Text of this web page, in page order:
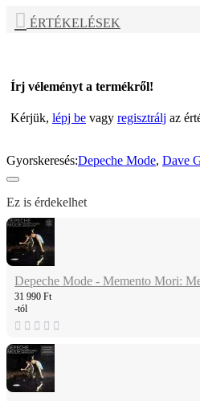
ÉRTÉKELÉSEK
Írj véleményt a termékről!
Kérjük, lépj be vagy regisztrálj az
Gyorskeresés:Depeche Mode, Dave
Ez is érdekelhet
Depeche Mode - Memento Mori:
31 990 Ft
-tól